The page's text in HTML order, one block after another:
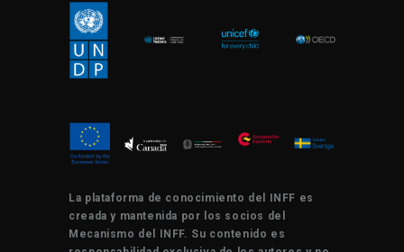
La plataforma de conocimiento del INFF es
creada y mantenida por los socios del
Mecanismo del INFF. Su contenido es